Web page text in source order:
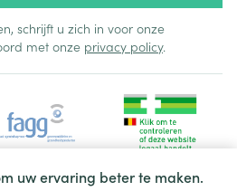
uw ervaring beter te maken.
schrijft u zich in voor onze
met onze privacy policy.